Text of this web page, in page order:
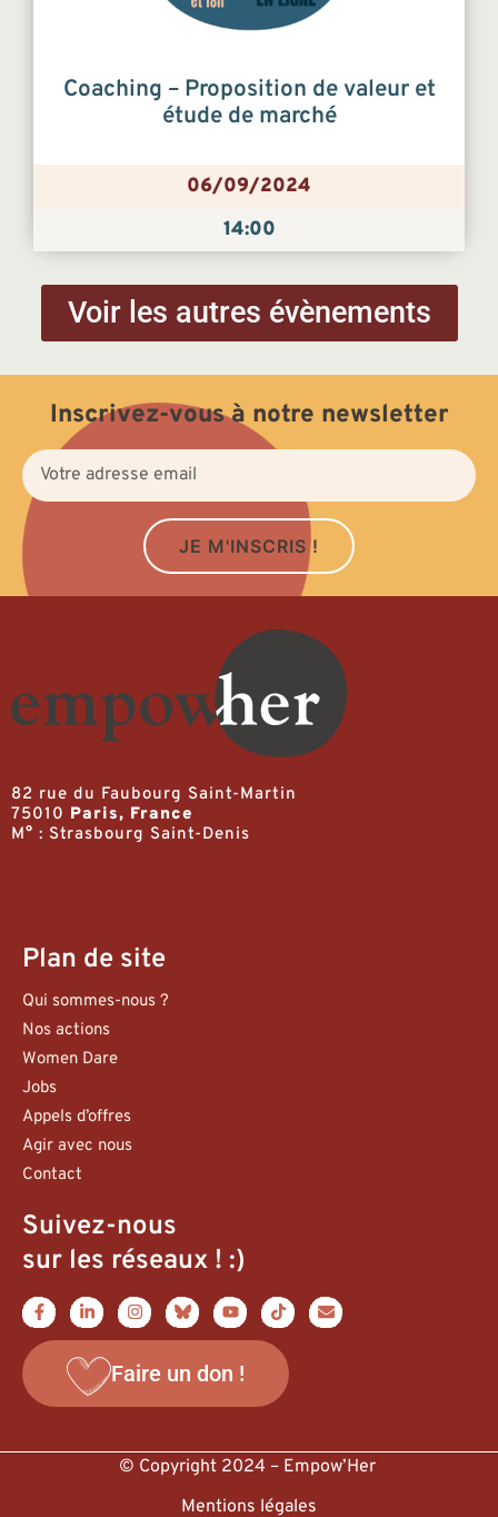
Coaching – Proposition de valeur et
étude de marché
06/09/2024
14:00
Voir les autres évènements
Inscrivez-vous à notre newsletter
JE M'INSCRIS !
82 rue du Faubourg Saint-Martin
75010 Paris, France
M° : Strasbourg Saint-Denis
Plan de site
Qui sommes-nous ?
Nos actions
Women Dare
Jobs
Appels d’offres
Agir avec nous
Contact
Suivez-nous
sur les réseaux ! :)
Faire un don !
© Copyright 2024 – Empow’Her
Mentions légales